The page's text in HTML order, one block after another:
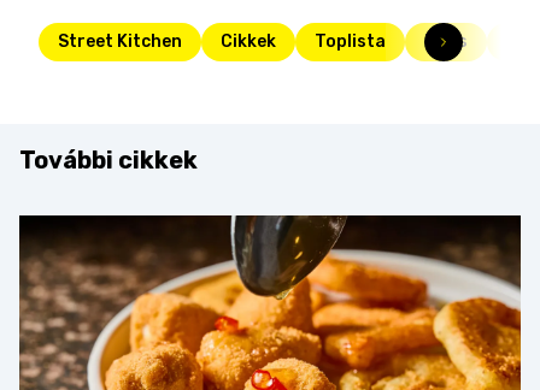
Street Kitchen Cikkek Toplista Friss
További cikkek